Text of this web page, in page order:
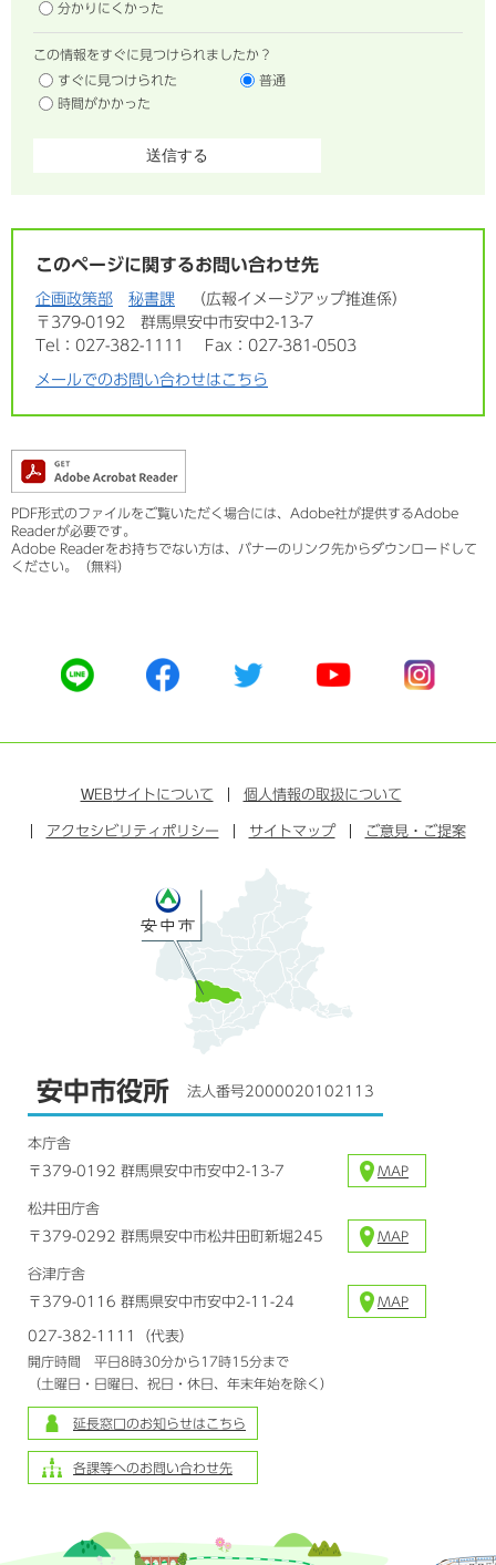
分かりにくかった
この情報をすぐに見つけられましたか？
すぐに見つけられた
普通
時間がかかった
このページに関するお問い合わせ先
企画政策部 秘書課
広報イメージアップ推進係
〒379-0192
群馬県安中市安中2-13-7
Tel：027-382-1111
Fax：027-381-0503
メールでのお問い合わせはこちら
PDF形式のファイルをご覧いただく場合には、Adobe社が提供するAdobe
Readerが必要です。
Adobe Readerをお持ちでない方は、バナーのリンク先からダウンロードして
ください。（無料）
公
式
イ
公
式
ェ
ス
ッ
公
式
イ
タ
公
ー
ュ
ブ
公
式
ン
ラ
WEBサイトについて 個人情報の取扱について
アクセシビリティポリシー サイトマップ ご意見・ご提案
安中市役所 法人番号2000020102113
本庁舎
〒379-0192 群馬県安中市安中2-13-7
MAP
松井田庁舎
〒379-0292 群馬県安中市松井田町新堀245
MAP
谷津庁舎
〒379-0116 群馬県安中市安中2-11-24
MAP
027-382-1111（代表）
開庁時間 平日8時30分から17時15分まで
（土曜日・日曜日、祝日・休日、年末年始を除く）
延長窓口のお知らせはこちら
各課等へのお問い合わせ先